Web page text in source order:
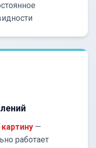
—
работает